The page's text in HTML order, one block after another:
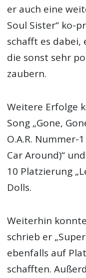
er auch eine
Soul Sister“ ko-
schafft es dabei,
die sonst sehr
zaubern.
Weitere Erfolge
Song „Gone,
O.A.R. Nummer-
Car Around)“
10 Platzierung
Dolls.
Weiterhin
schrieb er
ebenfalls auf
schafften.